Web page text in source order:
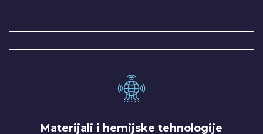
Materijali i hemijske tehnologije